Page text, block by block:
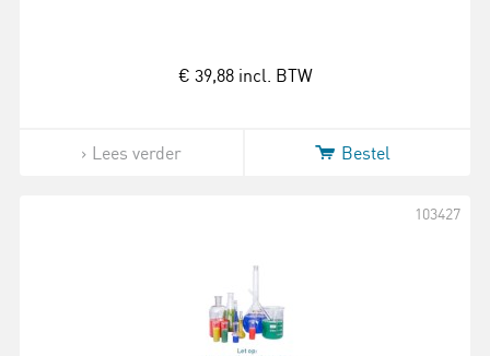
€ 39,88 incl. BTW
Lees verder Bestel
103427